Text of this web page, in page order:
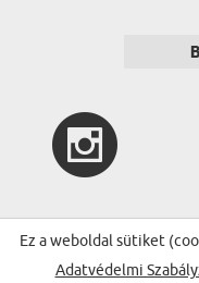
Ez a weboldal sütiket
Adatvédelmi